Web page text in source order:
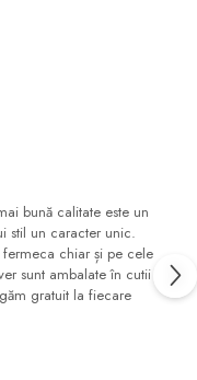
bună calitate este un
stil un caracter unic.
chiar și pe cele
sunt ambalate în cutii
gratuit la fiecare